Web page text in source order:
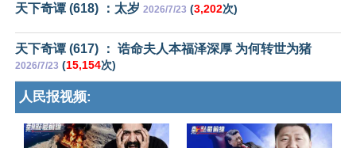
天下奇谭 (618) ：太岁 2026/7/23 (3,202次)
天下奇谭 (617) ： 诰命夫人本福泽深厚 为何转世为猪
2026/7/23 (15,154次)
人民报视频: